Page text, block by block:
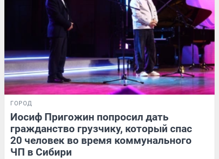
ГОРОД
Иосиф Пригожин попросил дать
гражданство грузчику, который спас
20 человек во время коммунального
ЧП в Сибири